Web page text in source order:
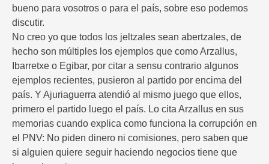
bueno para vosotros o para el país, sobre eso podemos
discutir.
No creo yo que todos los jeltzales sean abertzales, de
hecho son múltiples los ejemplos que como Arzallus,
Ibarretxe o Egibar, por citar a sensu contrario algunos
ejemplos recientes, pusieron al partido por encima del
país. Y Ajuriaguerra atendió al mismo juego que ellos,
primero el partido luego el país. Lo cita Arzallus en sus
memorias cuando explica como funciona la corrupción en
el PNV: No piden dinero ni comisiones, pero saben que
si alguien quiere seguir haciendo negocios tiene que